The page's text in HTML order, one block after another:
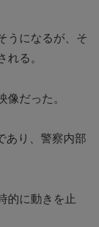
うになるが、そ
れる。
像だった。
あり、警察内部
的に動きを止